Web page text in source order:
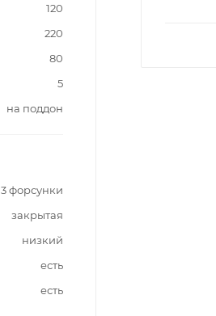
120
220
80
5
на поддон
3 форсунки
закрытая
низкий
есть
есть